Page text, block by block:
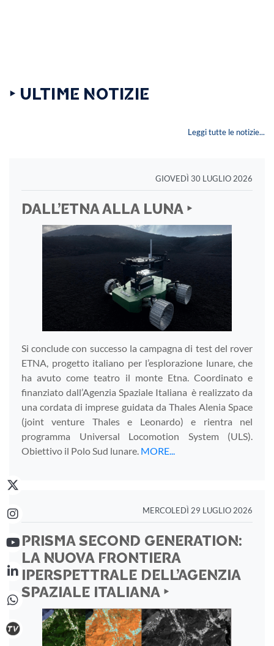
‣ ULTIME NOTIZIE
Leggi tutte le notizie...
GIOVEDÌ 30 LUGLIO 2026
DALL’ETNA ALLA LUNA ‣
Si conclude con successo la campagna di test del rover
ETNA, progetto italiano per l’esplorazione lunare, che
ha avuto come teatro il monte Etna. Coordinato e
finanziato dall’Agenzia Spaziale Italiana è realizzato da
una cordata di imprese guidata da Thales Alenia Space
(joint venture Thales e Leonardo) e rientra nel
programma Universal Locomotion System (ULS).
Obiettivo il Polo Sud lunare. MORE...
MERCOLEDÌ 29 LUGLIO 2026
PRISMA SECOND GENERATION:
LA NUOVA FRONTIERA
IPERSPETTRALE DELL’AGENZIA
SPAZIALE ITALIANA ‣